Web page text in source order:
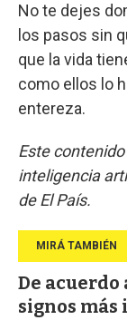
No te dejes
los pasos sin
que la vida
como ellos lo
entereza.
Este
inteligencia
de El País.
De acuerdo
signos más